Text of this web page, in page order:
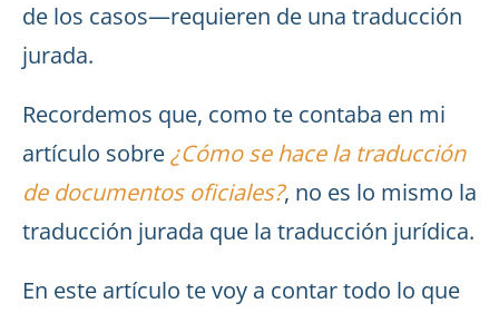
de los casos—requieren de una traducción
jurada.
Recordemos que, como te contaba en mi
artículo sobre¿Cómo se hace la traducción
de documentos oficiales?, no es lo mismo la
traducción jurada que la traducción jurídica.
En este artículo te voy a contar todo lo que